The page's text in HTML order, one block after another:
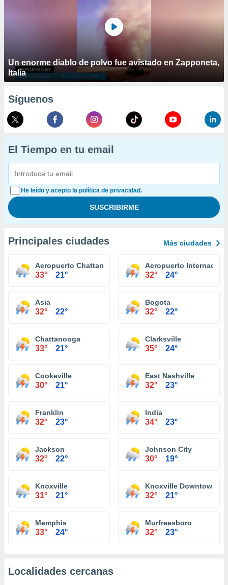
Un enorme diablo de polvo fue avistado en Zapponeta,
Italia
Síguenos
El Tiempo en tu email
He leído y acepto la política de privacidad.
Principales ciudades Más ciudades
Aeropuerto Chattanooga
33° 21°
Aeropuerto
32° 24°
Asia
32° 22°
Bogota
32° 22°
Chattanooga
33° 21°
Clarksville
35° 24°
Cookeville
30° 21°
East Nashville
32° 23°
Franklin
32° 23°
India
34° 23°
Jackson
32° 22°
Johnson City
30° 19°
Knoxville
31° 21°
Knoxville Downtown
32° 21°
Memphis
33° 24°
Murfreesboro
32° 23°
Localidades cercanas